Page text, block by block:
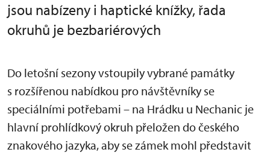
jsou nabízeny i haptické knížky, řada
okruhů je bezbariérových
Do letošní sezony vstoupily vybrané památky
s rozšířenou nabídkou pro návštěvníky se
speciálními potřebami – na Hrádku u Nechanic je
hlavní prohlídkový okruh přeložen do českého
znakového jazyka, aby se zámek mohl představit